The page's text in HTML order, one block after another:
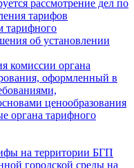
рассмотрение дел по
тарифов
тарифного
об установлении
комиссии органа
оформленный в
ценообразования
органа тарифного
на территории БГП
городской среды на